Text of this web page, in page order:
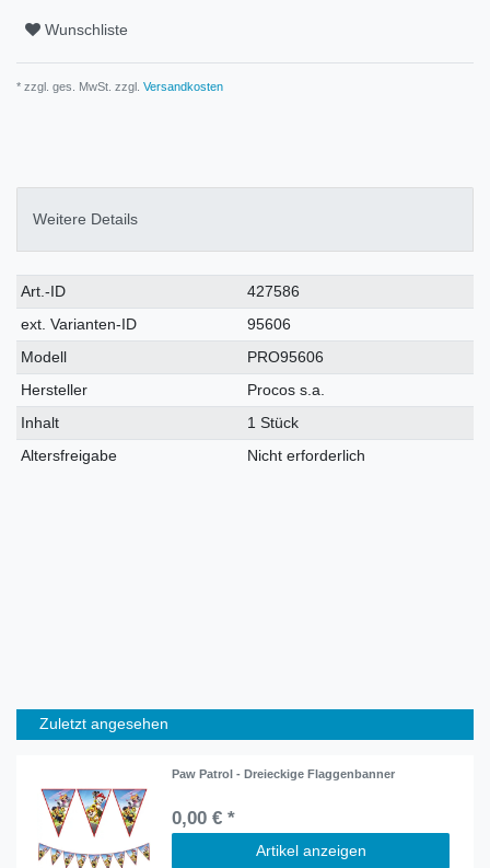
Wunschliste
* zzgl. ges. MwSt. zzgl. Versandkosten
Weitere Details
Technisches
Merkmal
Wert
Art.-ID
427586
ext. Varianten-ID
95606
Modell
PRO95606
Hersteller
Procos s.a.
Inhalt
1 Stück
Altersfreigabe
Nicht erforderlich
Zuletzt angesehen
Paw Patrol - Dreieckige Flaggenbanner
0,00 € *
Artikel anzeigen